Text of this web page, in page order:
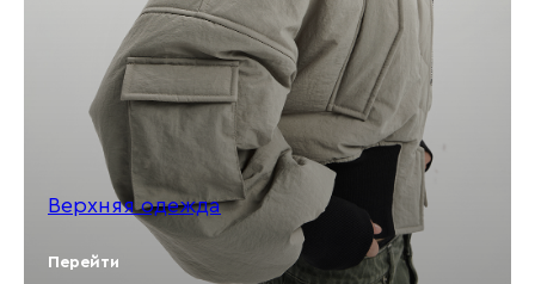
Верхняя одежда
Перейти